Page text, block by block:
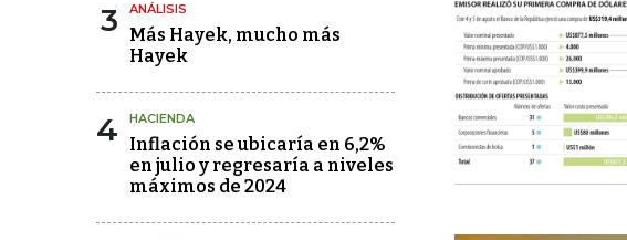
3 ANÁLISIS
Más Hayek, mucho más
Hayek
4 HACIENDA
Inflación se ubicaría en 6,2%
en julio y regresaría a niveles
máximos de 2024